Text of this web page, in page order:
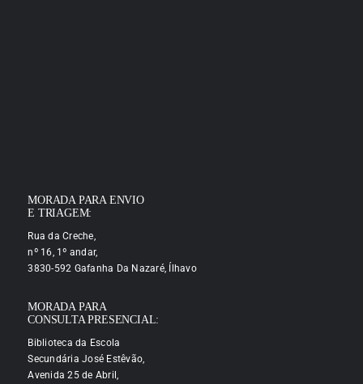
MORADA PARA ENVIO
E TRIAGEM:
Rua da Creche,
nº 16, 1º andar,
3830-592 Gafanha Da Nazaré, Ílhavo
MORADA PARA
CONSULTA PRESENCIAL:
Biblioteca da Escola
Secundária José Estêvão,
Avenida 25 de Abril,